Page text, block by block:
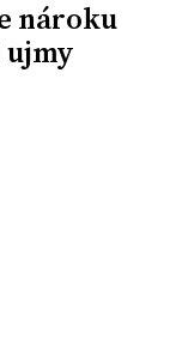
nároku
ujmy